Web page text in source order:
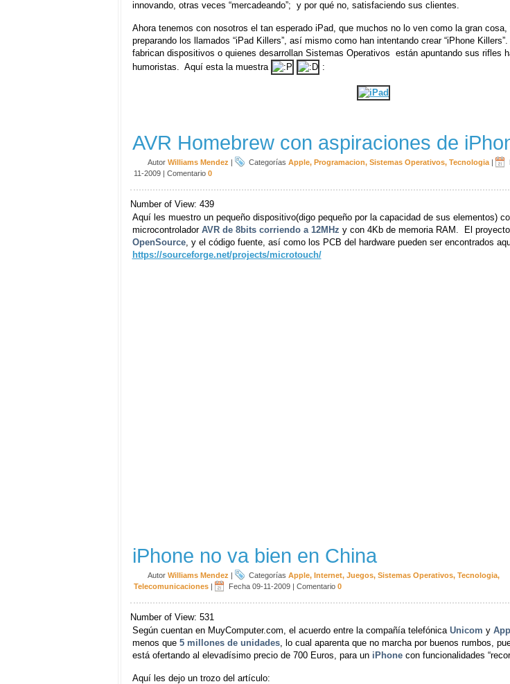
innovando, otras veces “mercadeando”; y por qué no, satisfaciendo sus clientes.
Ahora tenemos con nosotros el tan esperado iPad, que muchos no lo ven como la gran
preparando los llamados “iPad Killers”, así mismo como han intentando crear “iPhone
fabrican dispositivos o quienes desarrollan Sistemas Operativos están apuntando sus rifles
humoristas. Aquí esta la muestra
:
AVR Homebrew con aspiraciones de
Autor Williams Mendez | Categorías Apple, Programacion, Sistemas Operativos, Tecnologia|
11-2009| Comentario 0
Number of View: 439
Aquí les muestro un pequeño dispositivo(digo pequeño por la capacidad de sus elementos)
microcontrolador AVR de 8bits corriendo a 12MHz y con 4Kb de memoria RAM. El
OpenSource, y el código fuente, así como los PCB del hardware pueden ser encontrados
https://sourceforge.net/projects/microtouch/
iPhone no va bien en China
Autor Williams Mendez | Categorías Apple, Internet, Juegos, Sistemas Operativos, Tecnologia,
Telecomunicaciones| Fecha 09-11-2009| Comentario 0
Number of View: 531
Según cuentan en MuyComputer.com, el acuerdo entre la compañía telefónica Unicom y
menos que 5 millones de unidades, lo cual aparenta que no marcha por buenos rumbos,
está ofertando al elevadísimo precio de 700 Euros, para un iPhonecon funcionalidades
Aquí les dejo un trozo del artículo: